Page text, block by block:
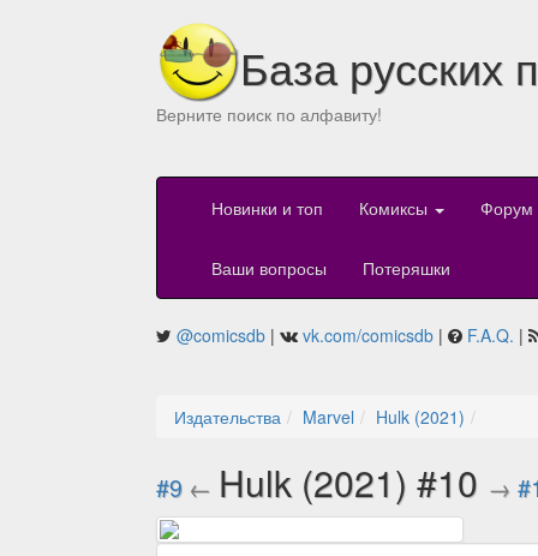
База русских
Верните поиск по алфавиту!
Новинки и топ Комиксы Форум
Ваши вопросы Потеряшки
@comicsdb | vk.com/comicsdb | F.A.Q. |
Издательства Marvel Hulk (2021)
#9 ← Hulk (2021) #10 →